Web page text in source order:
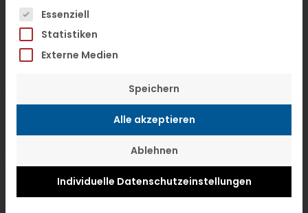
Ausgabe 01-2007
NewsTrailer [PDF-Datei / 1,4MB]
Es folgt eine Liste der Service-Gruppen,
Essenziell
Statistiken
Externe Medien
Speichern
Alle akzeptieren
Ablehnen
Individuelle Datenschutzeinstellungen